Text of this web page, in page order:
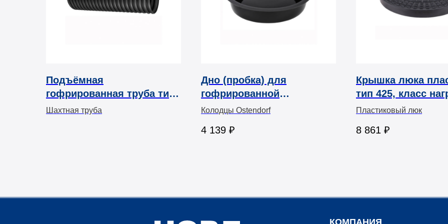
Подъёмная
гофрированная труба тип
315, 425 (полипропилен)
Шахтная труба
Дно (пробка) для
гофрированной
подъемной трубы (для
уплотнения)
Колодцы Ostendorf
4 139 ₽
Крышка люка
тип 425, класс
A15 - 1,5 т
трубу без
Пластиковый люк
8 861 ₽
КОМПАНИЯ